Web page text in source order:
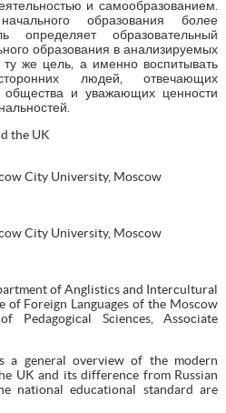
и самообразованием.
образования более
определяет образовательный
образования в анализируемых
же цель, а именно воспитывать
людей, отвечающих
общества и уважающих ценности
the UK
City University, Moscow
City University, Moscow
of Anglistics and Intercultural
Foreign Languages of the Moscow
Pedagogical Sciences, Associate
a general overview of the modern
UK and its difference from Russian
national educational standard are